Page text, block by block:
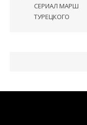
записям
СЕРИАЛ МАРШ
ТУРЕЦКОГО